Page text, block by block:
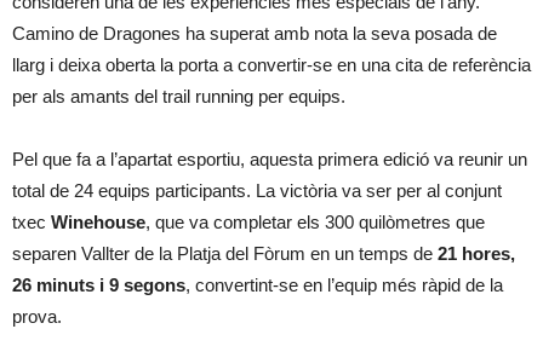
Camino de Dragones ha superat amb nota la seva posada de
llarg i deixa oberta la porta a convertir-se en una cita de referència
per als amants del trail running per equips.
Pel que fa a l’apartat esportiu, aquesta primera edició va reunir un
total de 24 equips participants. La victòria va ser per al conjunt
txec Winehouse, que va completar els 300 quilòmetres que
separen Vallter de la Platja del Fòrum en un temps de 21 hores,
26 minuts i 9 segons, convertint-se en l’equip més ràpid de la
prova.